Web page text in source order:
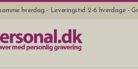
hverdag - Leveringstid 2-6 hverdage -